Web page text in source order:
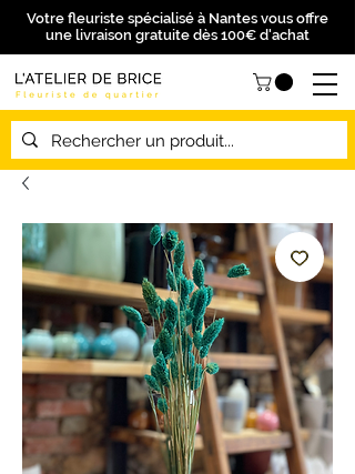
Votre fleuriste spécialisé à Nantes vous offre
une livraison gratuite dès 100€ d'achat